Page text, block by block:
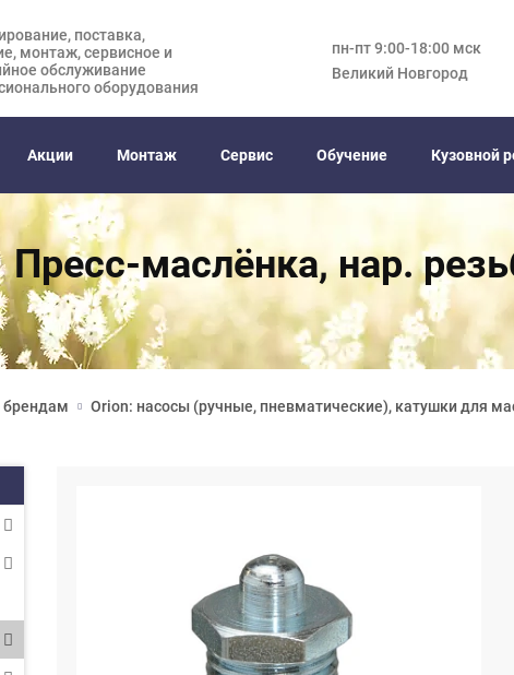
поставка,
монтаж, сервисное и
обслуживание
оборудования
пн-пт 9:00-18:00 мск
Великий Новгород
Акции Монтаж Сервис Обучение Кузовной
Пресс-маслёнка, нар.
брендам Orion: насосы (ручные, пневматические), катушки для